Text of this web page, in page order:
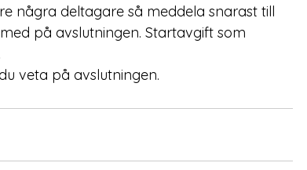
några deltagare så meddela snarast till
på avslutningen. Startavgift som
veta på avslutningen.